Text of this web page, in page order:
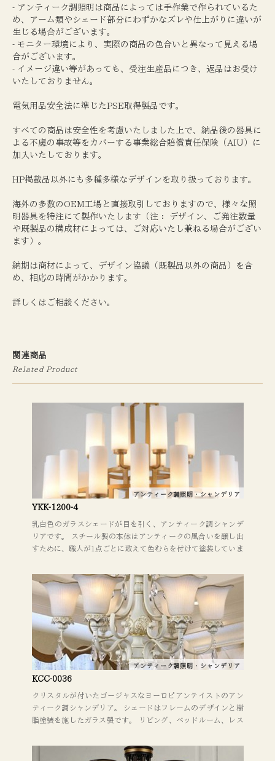
- アンティーク調照明は商品によっては手作業で作られているた
め、アーム類やシェード部分にわずかなズレや仕上がりに違いが
生じる場合がございます。
- モニター環境により、実際の商品の色合いと異なって見える場
合がございます。
- イメージ違い等があっても、受注生産品につき、返品はお受け
いたしておりません。
電気用品安全法に準じたPSE取得製品です。
すべての商品は安全性を考慮いたしました上で、納品後の器具に
よる不慮の事故等をカバーする事業総合賠償責任保険（AIU）に
加入いたしております。
HP掲載品以外にも多種多様なデザインを取り扱っております。
海外の多数のOEM工場と直接取引しておりますので、様々な照
明器具を特注にて製作いたします（注： デザイン、ご発注数量
や既製品の構成材によっては、ご対応いたし兼ねる場合がござい
ます）。
納期は商材によって、デザイン協議（既製品以外の商品）を含
め、相応の時間がかかります。
詳しくはご相談ください。
関連商品
Related Product
アンティーク調照明・シャンデリア
YKK-1200-4
乳白色のガラスシェードが目を引く、アンティーク調シャンデ
リアです。 スチール製の本体はアンティークの風合いを醸し出
すために、職人が1点ごとに敢えて色むらを付けて塗装していま
ンジ・ホール・店舗などの商業施設にお勧め。 照明器具を取り
替えるだけでも、お部屋のイメージがガラッと変わります。 デ
ザインやレイアウトに関してもお気軽にご相談ください。
アンティーク調照明・シャンデリア
KCC-0036
クリスタルが付いたゴージャスなヨーロピアンテイストのアン
ティーク調シャンデリア。 シェードはフレームのデザインと樹
脂塗装を施したガラス製です。 リビング、ベッドルーム、レス
業施設にお勧め。 照明器具を取り替えるだけでも、お部屋のイ
メージがガラッと変わります。 デザインやレイアウトに関して